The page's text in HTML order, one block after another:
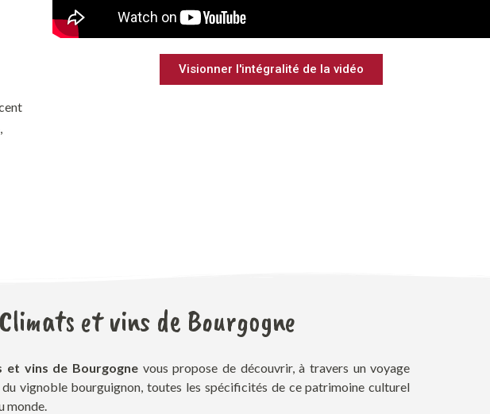
nt
Visionner l'intégralité de la vidéo
et vins de Bourgogne
et vins de Bourgogne vous propose de découvrir, à travers un voyage
vignoble bourguignon, toutes les spécificités de ce patrimoine culturel
monde.